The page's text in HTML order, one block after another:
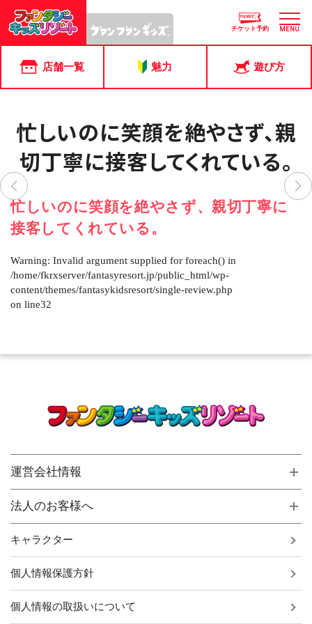
チケット予約 MENU
店舗一覧 魅力 遊び方
忙しいのに笑顔を絶やさず、親
切丁寧に接客してくれている。
忙しいのに笑顔を絶やさず、親切丁寧に
接客してくれている。
Warning: Invalid argument supplied for foreach() in
/home/fkrxserver/fantasyresort.jp/public_html/wp-
content/themes/fantasykidsresort/single-review.php
on line32
運営会社情報
法人のお客様へ
キャラクター
個人情報保護方針
個人情報の取扱いについて